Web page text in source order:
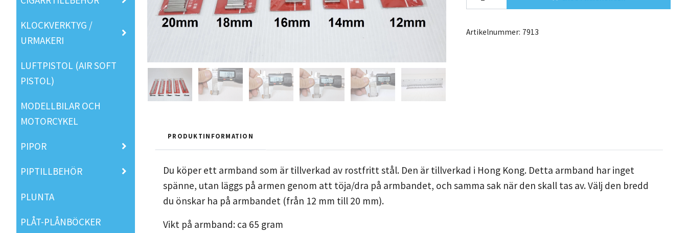
KLOCKVERKTYG /
URMAKERI
LUFTPISTOL (AIR SOFT
PISTOL)
MODELLBILAR OCH
MOTORCYKEL
PIPOR
PIPTILLBEHÖR
PLUNTA
PLÅT-PLÅNBÖCKER
Artikelnummer: 7913
PRODUKTINFORMATION
Du köper ett armband som är tillverkad av rostfritt stål. Den är tillverkad i Hong Kong. Detta armband har inget
spänne, utan läggs på armen genom att töja/dra på armbandet, och samma sak när den skall tas av. Välj den bredd
du önskar ha på armbandet (från 12 mm till 20 mm).
Vikt på armband: ca 65 gram